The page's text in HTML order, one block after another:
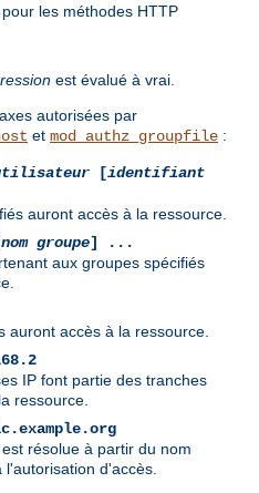
les méthodes HTTP
est évalué à vrai.
autorisées par
et mod_authz_groupfile :
[identifiant
auront accès à la ressource.
nom groupe] ...
aux groupes spécifiés
auront accès à la ressource.
IP font partie des tranches
ressource.
résolue à partir du nom
d'accès.